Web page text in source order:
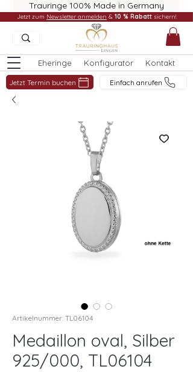
Trauringe 100% Made in Germany
Eheringe Konfigurator Kontakt
Jetzt Termin buchen Einfach anrufen
Jetzt zum Newsletter anmelden & 10 % Rabatt sichern!
Artikelnummer: TL06104
Medaillon oval, Silber
925/000, TL06104